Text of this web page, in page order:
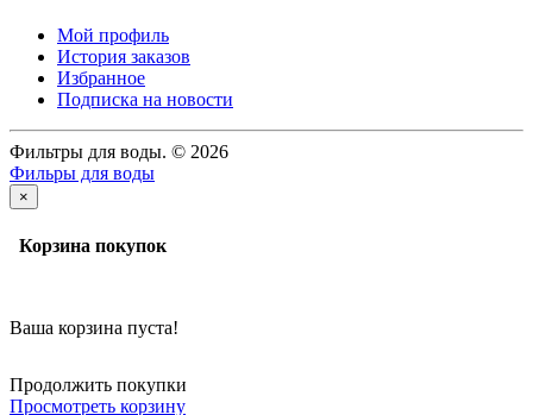
Мой профиль
История заказов
Избранное
Подписка на новости
Фильтры для воды. © 2026
Фильры для воды
×
Корзина покупок
Ваша корзина пуста!
Продолжить покупки
Просмотреть корзину